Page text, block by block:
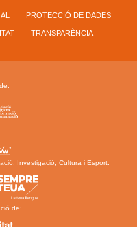
PROTECCIÓ DE DADES
TRANSPARÈNCIA
Investigació, Cultura i Esport:
de: